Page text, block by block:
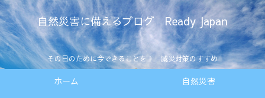
自然災害に備えるブログ Ready Japan
その日のために今できることを！ 減災対策のすすめ
ホーム
自然災害